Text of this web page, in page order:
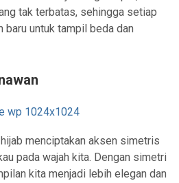
tak terbatas, sehingga setiap
baru untuk tampil beda dan
menciptakan aksen simetris
pada wajah kita. Dengan simetri
kita menjadi lebih elegan dan